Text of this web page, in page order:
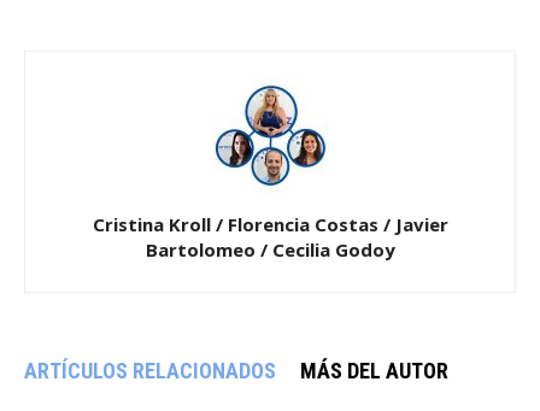
Cristina Kroll / Florencia Costas / Javier
Bartolomeo / Cecilia Godoy
ARTÍCULOS RELACIONADOS MÁS DEL AUTOR